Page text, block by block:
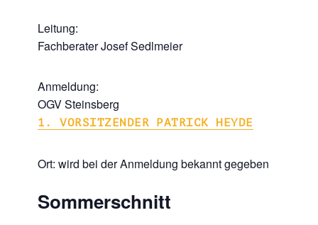
Leitung:
Fachberater Josef Sedlmeier
Anmeldung:
OGV Steinsberg
1. VORSITZENDER PATRICK HEYDE
Ort: wird bei der Anmeldung bekannt gegeben
Sommerschnitt